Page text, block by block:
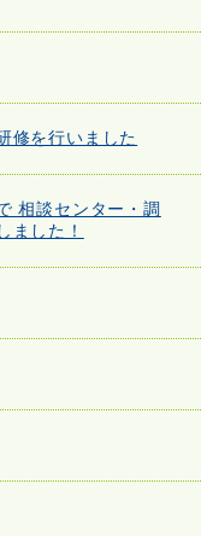
修を行いました
相談センター・調
ました！